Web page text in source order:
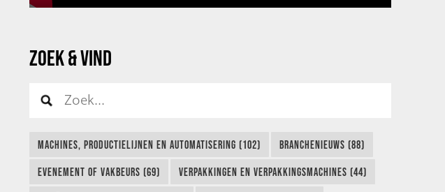
ZOEK & VIND
MACHINES, PRODUCTIELIJNEN EN AUTOMATISERING (102) BRANCHENIEUWS (88)
EVENEMENT OF VAKBEURS (69) VERPAKKINGEN EN VERPAKKINGSMACHINES (44)